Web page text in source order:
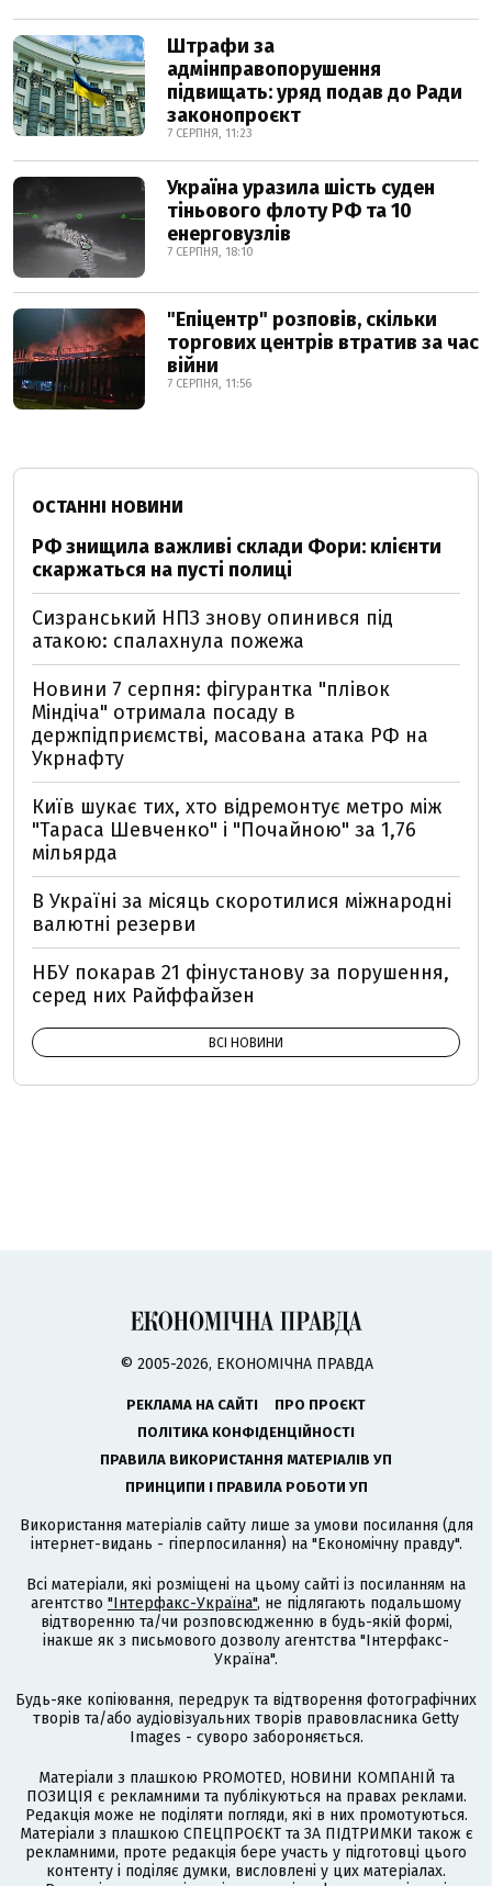
Штрафи за
адмінправопорушення
підвищать: уряд подав до Ради
законопроєкт
7 СЕРПНЯ, 11:23
Україна уразила шість суден
тіньового флоту РФ та 10
енерговузлів
7 СЕРПНЯ, 18:10
"Епіцентр" розповів, скільки
торгових центрів втратив за час
війни
7 СЕРПНЯ, 11:56
ОСТАННІ НОВИНИ
РФ знищила важливі склади Фори: клієнти
скаржаться на пусті полиці
Сизранський НПЗ знову опинився під
атакою: спалахнула пожежа
Новини 7 серпня: фігурантка "плівок
Міндіча" отримала посаду в
держпідприємстві, масована атака РФ на
Укрнафту
Київ шукає тих, хто відремонтує метро між
"Тараса Шевченко" і "Почайною" за 1,76
мільярда
В Україні за місяць скоротилися міжнародні
валютні резерви
НБУ покарав 21 фінустанову за порушення,
серед них Райффайзен
ВСІ НОВИНИ
© 2005-2026, ЕКОНОМІЧНА ПРАВДА
РЕКЛАМА НА САЙТІ
ПРО ПРОЄКТ
ПОЛІТИКА КОНФІДЕНЦІЙНОСТІ
ПРАВИЛА ВИКОРИСТАННЯ МАТЕРІАЛІВ УП
ПРИНЦИПИ І ПРАВИЛА РОБОТИ УП
Використання матеріалів сайту лише за умови посилання (для
інтернет-видань - гіперпосилання) на "Економічну правду".
Всі матеріали, які розміщені на цьому сайті із посиланням на
агентство "Інтерфакс-Україна", не підлягають подальшому
відтворенню та/чи розповсюдженню в будь-якій формі,
інакше як з письмового дозволу агентства "Інтерфакс-
Україна".
Будь-яке копіювання, передрук та відтворення фотографічних
творів та/або аудіовізуальних творів правовласника Getty
Images - суворо забороняється.
Матеріали з плашкою PROMOTED, НОВИНИ КОМПАНІЙ та
ПОЗИЦІЯ є рекламними та публікуються на правах реклами.
Редакція може не поділяти погляди, які в них промотуються.
Матеріали з плашкою СПЕЦПРОЄКТ та ЗА ПІДТРИМКИ також є
рекламними, проте редакція бере участь у підготовці цього
контенту і поділяє думки, висловлені у цих матеріалах.